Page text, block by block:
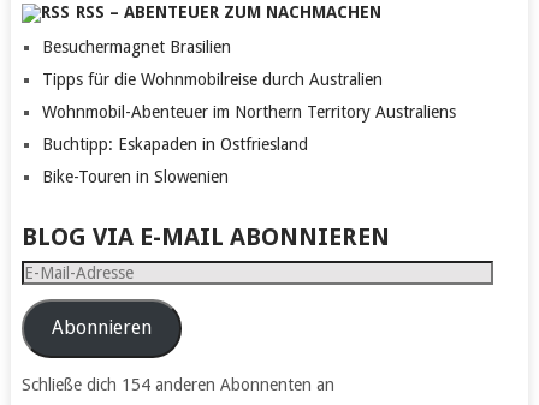
RSS – ABENTEUER ZUM NACHMACHEN
Besuchermagnet Brasilien
Tipps für die Wohnmobilreise durch Australien
Wohnmobil-Abenteuer im Northern Territory Australiens
Buchtipp: Eskapaden in Ostfriesland
Bike-Touren in Slowenien
BLOG VIA E-MAIL ABONNIEREN
E-
Mail-
AdresseAbonnieren
Schließe dich 154 anderen Abonnenten an